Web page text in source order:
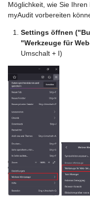
Möglichkeit, wie Sie
myAudit vorbereiten
Settings öffnen
"Werkzeuge für
Umschalt + I)